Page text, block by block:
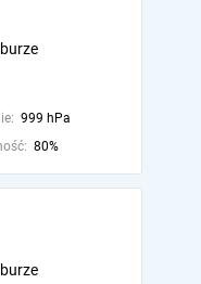
999 hPa
80%